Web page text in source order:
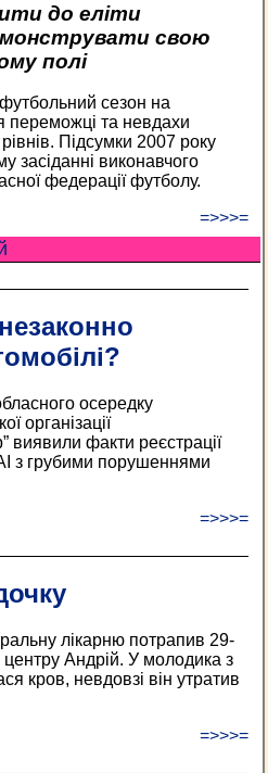
до еліти
свою
полі
сезон на
переможці та невдахи
Підсумки 2007 року
засіданні виконавчого
федерації футболу.
=>>>=
осередку
організації
виявили факти реєстрації
з грубими порушеннями
=>>>=
лікарню потрапив 29-
центру Андрій. У молодика з
кров, невдовзі він утратив
=>>>=